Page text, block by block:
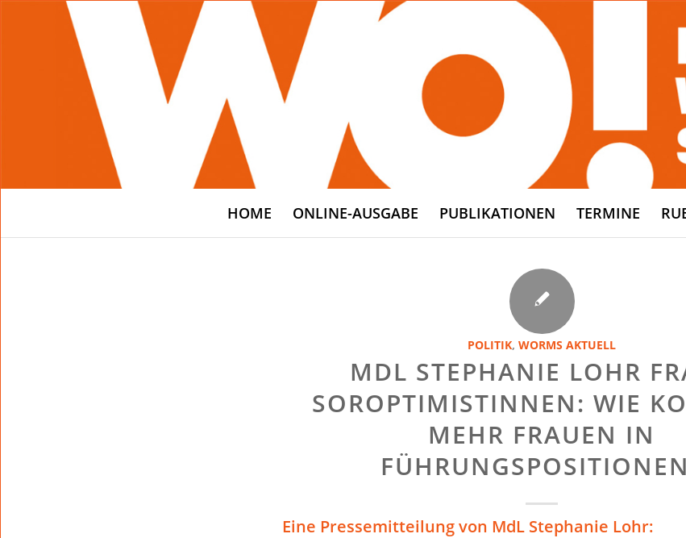
HOME ONLINE-AUSGABE PUBLIKATIONEN TERMINE
POLITIK, WORMS AKTUELL
MDL STEPHANIE LOHR
SOROPTIMISTINNEN: WIE
MEHR FRAUEN IN
Eine Pressemitteilung von MdL Stephanie Lohr: